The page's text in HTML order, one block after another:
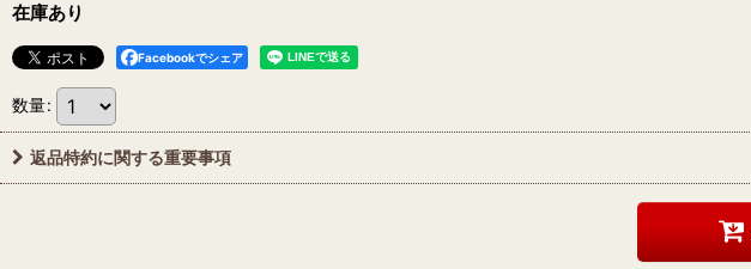
在庫あり
Facebookでシェア
数量:
返品特約に関する重要事項